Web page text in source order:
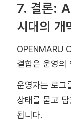
7. 결론:
시대의 개
OPENMARU
결합은 운영의
운영자는 로그
상태를 묻고
됩니다.